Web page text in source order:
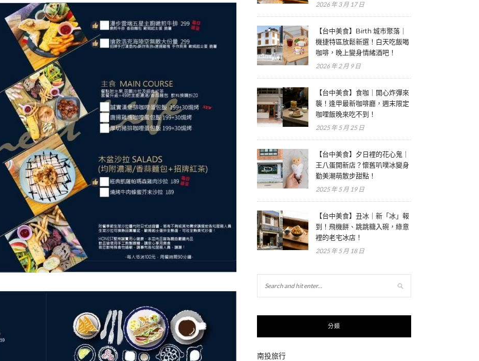
2026 年 3 月 17 日
【台中美食】Birth 城市聚落｜
機捷特區放鬆新選！白天吃飯喝
咖啡，晚上變身情緒酒吧！
2026 年 2 月 9 日
【台中美食】食咖｜開心炸彈來
襲！逢甲最新咖啡廳，週末限定
咖哩飯晚來吃不到！
2025 年 5 月 25 日
【台中美食】夕日裡的花心鬼｜
王八蛋開新店？懷舊叭噗冰變身
勤美潮萌散步甜點！
2025 年 5 月 19 日
【台中美食】丑冰｜新「冰」報
到！飛機餅、跳跳糖入碗，綠意
裡的老宅冰店！
2025 年 5 月 18 日
分類
南投旅行